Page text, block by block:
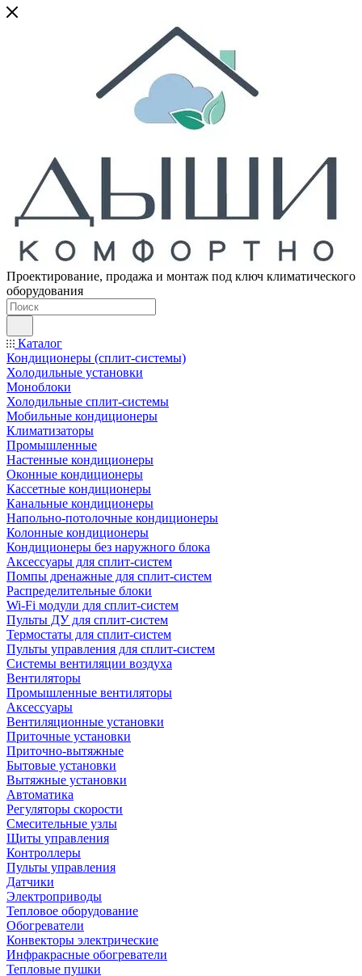
Проектирование, продажа и монтаж под ключ климатического
оборудования
Каталог
Кондиционеры (сплит-системы)
Холодильные установки
Моноблоки
Холодильные сплит-системы
Мобильные кондиционеры
Климатизаторы
Промышленные
Настенные кондиционеры
Оконные кондиционеры
Кассетные кондиционеры
Канальные кондиционеры
Напольно-потолочные кондиционеры
Колонные кондиционеры
Кондиционеры без наружного блока
Аксессуары для сплит-систем
Помпы дренажные для сплит-систем
Распределительные блоки
Wi-Fi модули для сплит-систем
Пульты ДУ для сплит-систем
Термостаты для сплит-систем
Пульты управления для сплит-систем
Системы вентиляции воздуха
Вентиляторы
Промышленные вентиляторы
Аксессуары
Вентиляционные установки
Приточные установки
Приточно-вытяжные
Бытовые установки
Вытяжные установки
Автоматика
Регуляторы скорости
Смесительные узлы
Щиты управления
Контроллеры
Пульты управления
Датчики
Электроприводы
Тепловое оборудование
Обогреватели
Конвекторы электрические
Инфракрасные обогреватели
Тепловые пушки